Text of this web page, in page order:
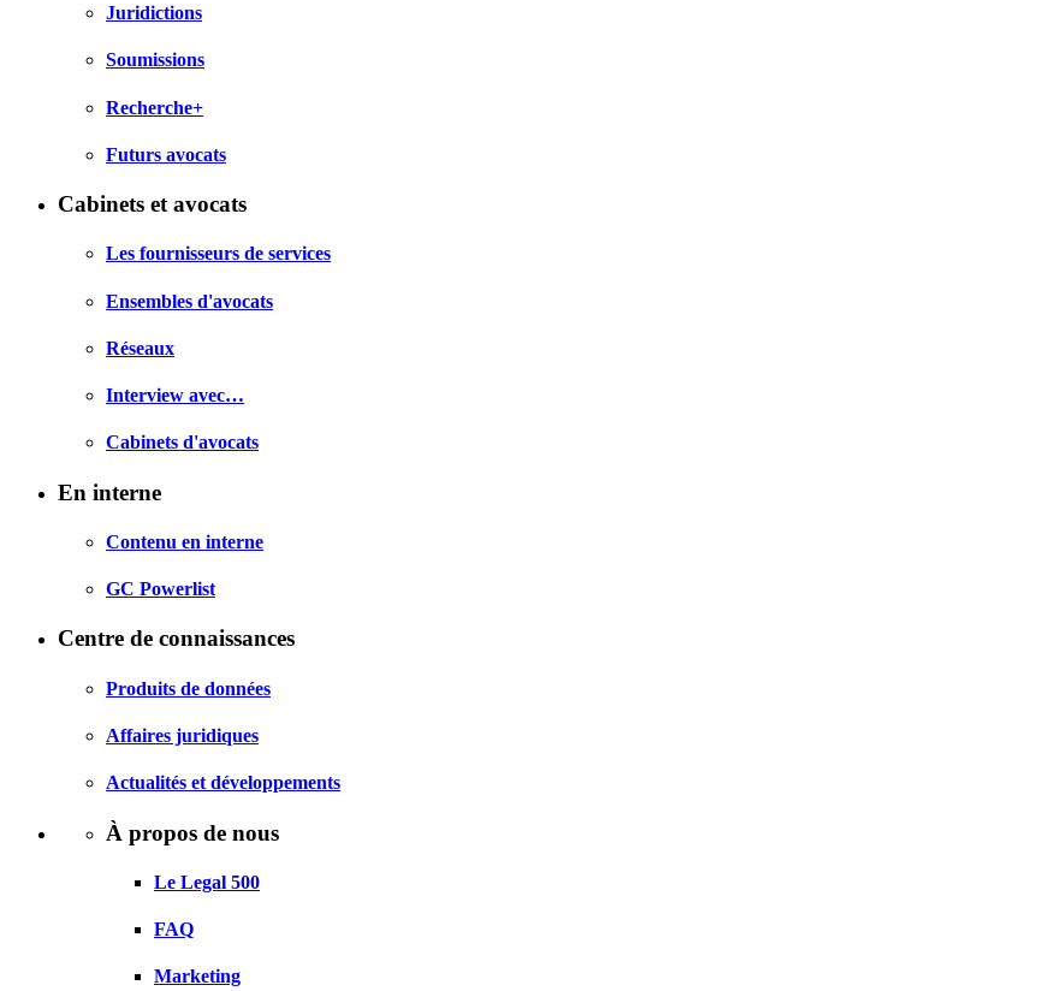
Juridictions
Soumissions
Recherche+
Futurs avocats
Cabinets et avocats
Les fournisseurs de services
Ensembles d'avocats
Réseaux
Interview avec…
Cabinets d'avocats
En interne
Contenu en interne
GC Powerlist
Centre de connaissances
Produits de données
Affaires juridiques
Actualités et développements
À propos de nous
Le Legal 500
FAQ
Marketing